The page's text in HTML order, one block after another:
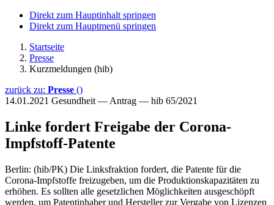
Direkt zum Hauptinhalt springen
Direkt zum Hauptmenü springen
Startseite
Presse
Kurzmeldungen (hib)
zurück zu: Presse ()
14.01.2021 Gesundheit — Antrag — hib 65/2021
Linke fordert Freigabe der Corona-
Impfstoff-Patente
Berlin: (hib/PK) Die Linksfraktion fordert, die Patente für die
Corona-Impfstoffe freizugeben, um die Produktionskapazitäten zu
erhöhen. Es sollten alle gesetzlichen Möglichkeiten ausgeschöpft
werden, um Patentinhaber und Hersteller zur Vergabe von Lizenzen